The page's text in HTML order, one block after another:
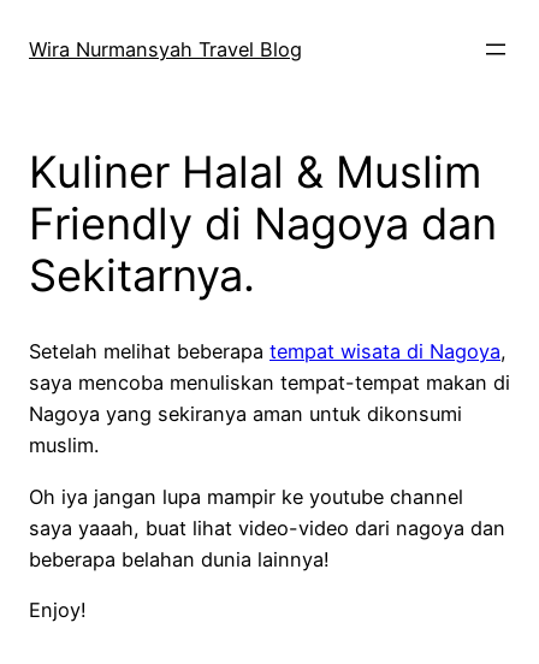
Wira Nurmansyah Travel Blog
Kuliner Halal & Muslim
Friendly di Nagoya dan
Sekitarnya.
Setelah melihat beberapa tempat wisata di Nagoya,
saya mencoba menuliskan tempat-tempat makan di
Nagoya yang sekiranya aman untuk dikonsumi
muslim.
Oh iya jangan lupa mampir ke youtube channel
saya yaaah, buat lihat video-video dari nagoya dan
beberapa belahan dunia lainnya!
Enjoy!